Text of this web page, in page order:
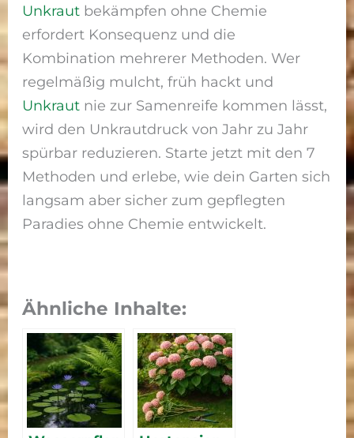
Unkraut bekämpfen ohne Chemie
erfordert Konsequenz und die
Kombination mehrerer Methoden. Wer
regelmäßig mulcht, früh hackt und
Unkraut nie zur Samenreife kommen lässt,
wird den Unkrautdruck von Jahr zu Jahr
spürbar reduzieren. Starte jetzt mit den 7
Methoden und erlebe, wie dein Garten sich
langsam aber sicher zum gepflegten
Paradies ohne Chemie entwickelt.
Ähnliche Inhalte: